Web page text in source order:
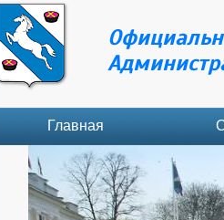
Главная